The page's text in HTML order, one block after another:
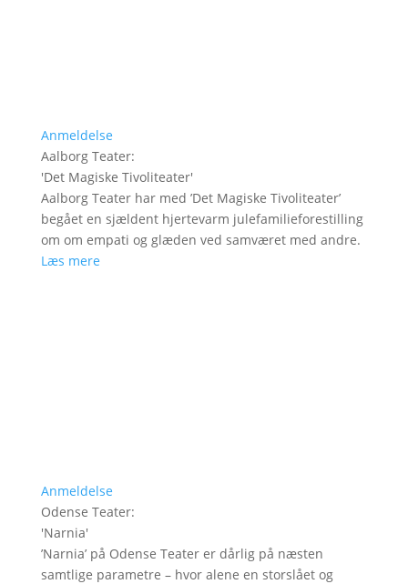
Anmeldelse
Aalborg Teater:
'Det Magiske Tivoliteater'
Aalborg Teater har med ’Det Magiske Tivoliteater’
begået en sjældent hjertevarm julefamilieforestilling
om om empati og glæden ved samværet med andre.
Læs mere
Anmeldelse
Odense Teater:
'Narnia'
’Narnia’ på Odense Teater er dårlig på næsten
samtlige parametre – hvor alene en storslået og